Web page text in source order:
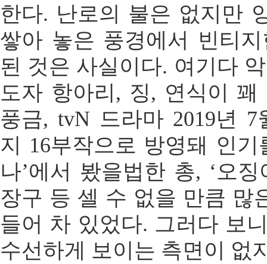
한다. 난로의 불은 없지만
쌓아 놓은 풍경에서 빈티
된 것은 사실이다. 여기다
도자 항아리, 징, 연식이
풍금, tvN 드라마 2019년 7
지 16부작으로 방영돼 인
나’에서 봤을법한 총, ‘오
장구 등 셀 수 없을 만큼 많
들어 차 있었다. 그러다 보
수선하게 보이는 측면이 없